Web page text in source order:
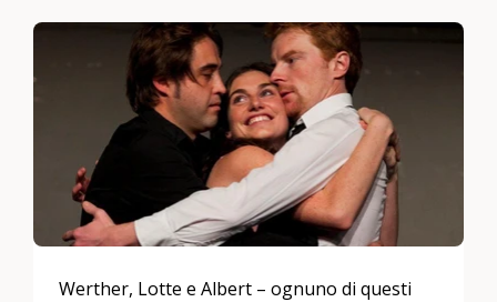
Werther, Lotte e Albert – ognuno di questi